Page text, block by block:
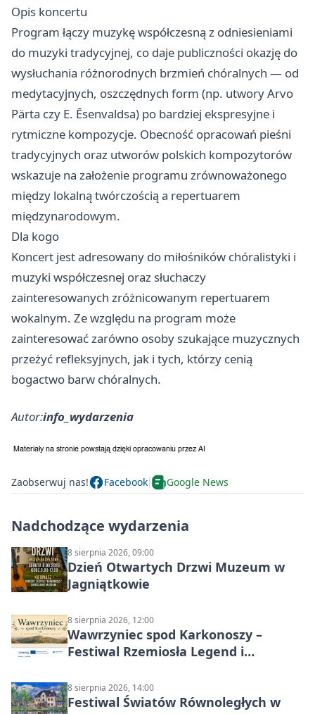
Opis koncertu
Program łączy muzykę współczesną z odniesieniami
do muzyki tradycyjnej, co daje publiczności okazję do
wysłuchania różnorodnych brzmień chóralnych — od
medytacyjnych, oszczędnych form (np. utwory Arvo
Pärta czy E. Ēsenvaldsa) po bardziej ekspresyjne i
rytmiczne kompozycje. Obecność opracowań pieśni
tradycyjnych oraz utworów polskich kompozytorów
wskazuje na założenie programu zrównoważonego
między lokalną twórczością a repertuarem
międzynarodowym.
Dla kogo
Koncert jest adresowany do miłośników chóralistyki i
muzyki współczesnej oraz słuchaczy
zainteresowanych zróżnicowanym repertuarem
wokalnym. Ze względu na program może
zainteresować zarówno osoby szukające muzycznych
przeżyć refleksyjnych, jak i tych, którzy cenią
bogactwo barw chóralnych.
Autor:info_wydarzenia
Zaobserwuj nas! Facebook Google News
Nadchodzące wydarzenia
8 sierpnia 2026, 09:00
Dzień Otwartych Drzwi Muzeum w
Jagniątkowie
8 sierpnia 2026, 12:00
Wawrzyniec spod Karkonoszy –
Festiwal Rzemiosła Legend i
8 sierpnia 2026, 14:00
Festiwal Światów Równoległych w